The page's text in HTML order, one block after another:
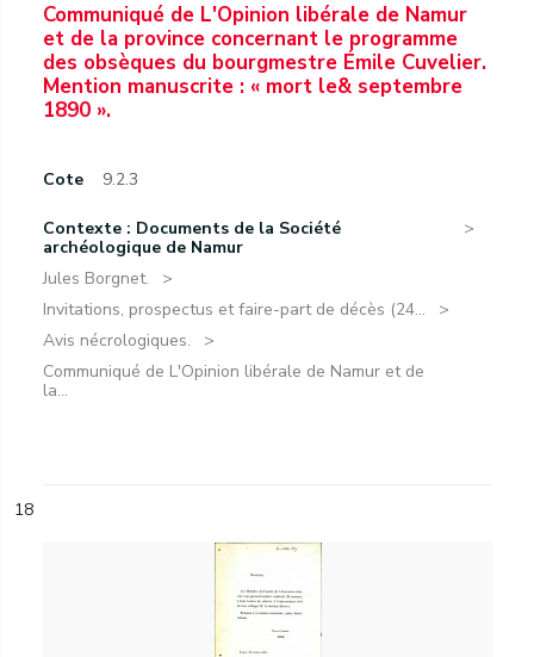
Communiqué de L'Opinion libérale de Namur
et de la province concernant le programme
des obsèques du bourgmestre Émile Cuvelier.
Mention manuscrite : « mort le& septembre
1890 ».
Cote 9.2.3
Contexte : Documents de la Société
archéologique de Namur
Jules Borgnet.
Invitations, prospectus et faire-part de décès (24...
Avis nécrologiques.
Communiqué de L'Opinion libérale de Namur et de
la...
18